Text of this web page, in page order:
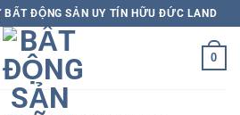
BẤT ĐỘNG SẢN UY TÍN HỮU ĐỨC LAND
0